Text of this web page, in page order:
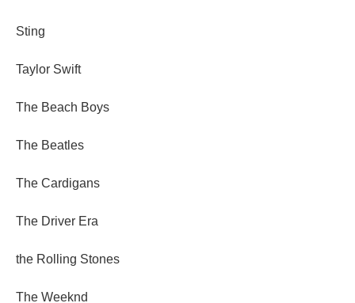
Sting
Taylor Swift
The Beach Boys
The Beatles
The Cardigans
The Driver Era
the Rolling Stones
The Weeknd